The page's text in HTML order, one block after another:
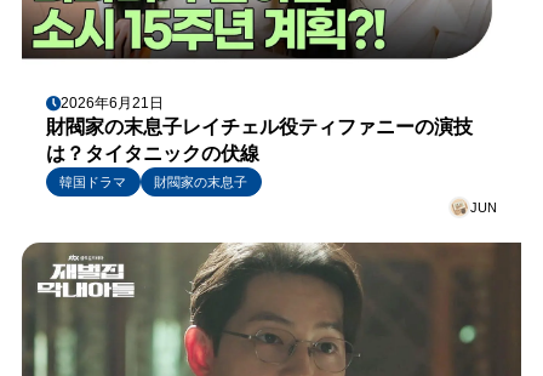
2026年6月21日
財閥家の末息子レイチェル役ティファニーの演技
は？タイタニックの伏線
韓国ドラマ
財閥家の末息子
JUN